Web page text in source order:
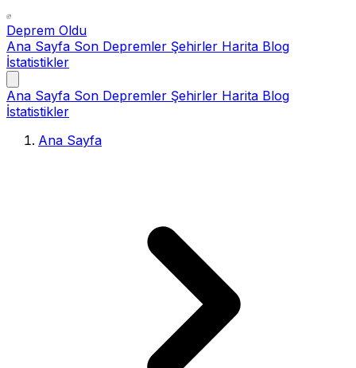
Deprem Oldu
Ana Sayfa Son Depremler Şehirler Harita Blog
İstatistikler
Ana Sayfa Son Depremler Şehirler Harita Blog
İstatistikler
Ana Sayfa